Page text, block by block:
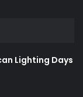
Lighting Days